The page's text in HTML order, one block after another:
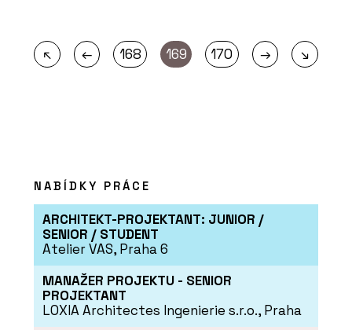
↖ ← 168 169 170 → ↘
NABÍDKY PRÁCE
ARCHITEKT-PROJEKTANT: JUNIOR /
SENIOR / STUDENT
Atelier VAS, Praha 6
MANAŽER PROJEKTU - SENIOR
PROJEKTANT
LOXIA Architectes Ingenierie s.r.o., Praha